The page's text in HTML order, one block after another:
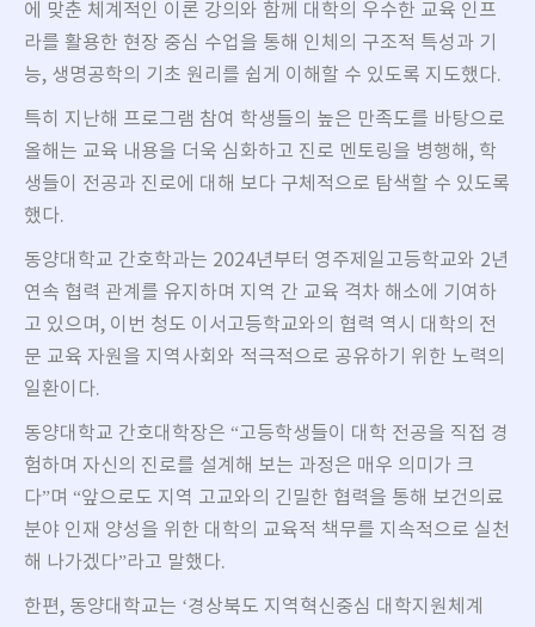
에 맞춘 체계적인 이론 강의와 함께 대학의 우수한 교육 인프
라를 활용한 현장 중심 수업을 통해 인체의 구조적 특성과 기
능, 생명공학의 기초 원리를 쉽게 이해할 수 있도록 지도했다.
특히 지난해 프로그램 참여 학생들의 높은 만족도를 바탕으로
올해는 교육 내용을 더욱 심화하고 진로 멘토링을 병행해, 학
생들이 전공과 진로에 대해 보다 구체적으로 탐색할 수 있도록
했다.
동양대학교 간호학과는 2024년부터 영주제일고등학교와 2년
연속 협력 관계를 유지하며 지역 간 교육 격차 해소에 기여하
고 있으며, 이번 청도 이서고등학교와의 협력 역시 대학의 전
문 교육 자원을 지역사회와 적극적으로 공유하기 위한 노력의
일환이다.
동양대학교 간호대학장은 “고등학생들이 대학 전공을 직접 경
험하며 자신의 진로를 설계해 보는 과정은 매우 의미가 크
다”며 “앞으로도 지역 고교와의 긴밀한 협력을 통해 보건의료
분야 인재 양성을 위한 대학의 교육적 책무를 지속적으로 실천
해 나가겠다”라고 말했다.
한편, 동양대학교는 ‘경상북도 지역혁신중심 대학지원체계